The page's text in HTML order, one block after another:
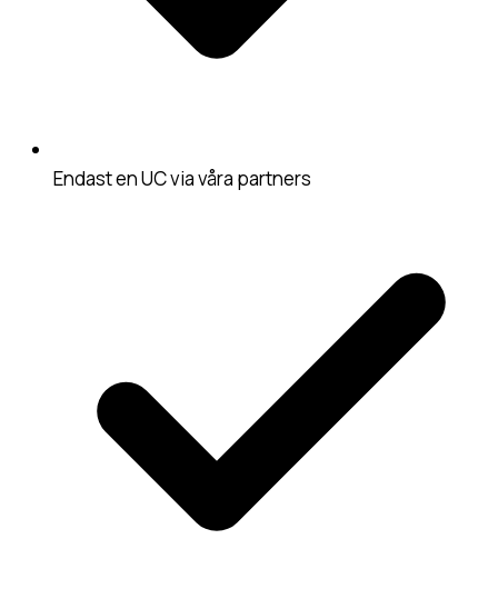
Endast en UC via våra partners